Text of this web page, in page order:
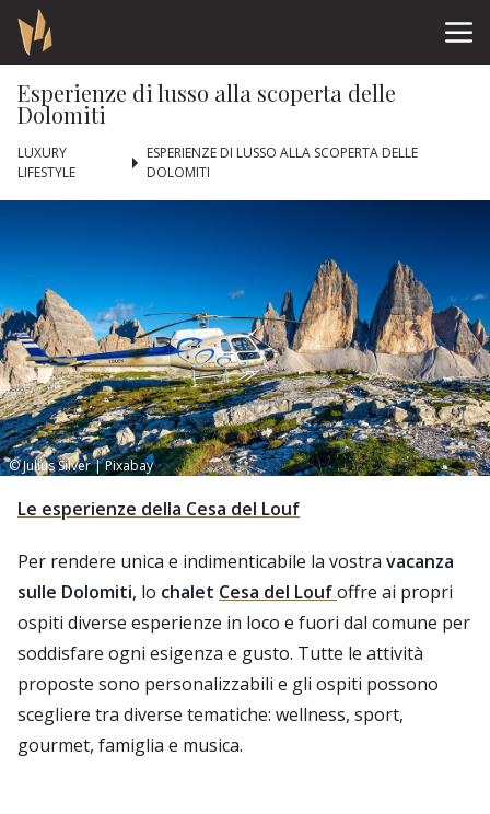
Esperienze di lusso alla scoperta delle
Dolomiti
LUXURY
LIFESTYLE
ESPERIENZE DI LUSSO ALLA SCOPERTA DELLE
DOLOMITI
© Julius Silver | Pixabay
Le esperienze della Cesa del Louf
Per rendere unica e indimenticabile la vostra vacanza
sulle Dolomiti, lo chalet Cesa del Loufoffre ai propri
ospiti diverse esperienze in loco e fuori dal comune per
soddisfare ogni esigenza e gusto. Tutte le attività
proposte sono personalizzabili e gli ospiti possono
scegliere tra diverse tematiche: wellness, sport,
gourmet, famiglia e musica.